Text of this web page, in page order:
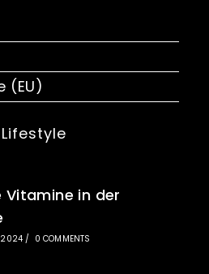
(EU)
Vitamine in der
2024 / 0 COMMENTS